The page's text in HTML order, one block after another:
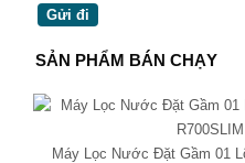
SẢN PHẨM BÁN CHẠY
Máy Lọc Nước Đặt Gầm 01